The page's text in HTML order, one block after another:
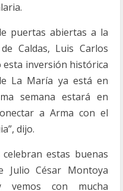
puertas abiertas a la
Caldas, Luis Carlos
esta inversión histórica
La María ya está en
semana estará en
a Arma con el
dijo.
estas buenas
Julio César Montoya
vemos con mucha